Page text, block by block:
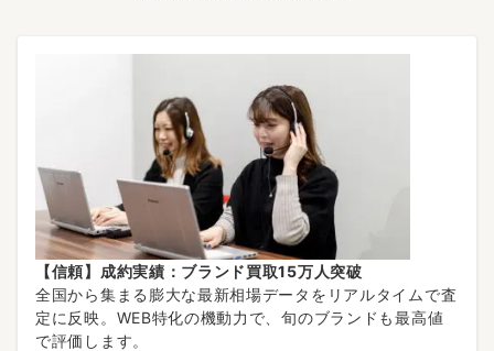
【信頼】成約実績：ブランド買取15万人突破
全国から集まる膨大な最新相場データをリアルタイムで査
定に反映。WEB特化の機動力で、旬のブランドも最高値
で評価します。